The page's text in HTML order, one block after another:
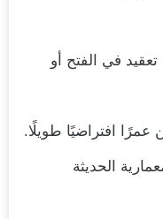
في الفتح أو
افتراضيًا طويلًا.
الحديثة